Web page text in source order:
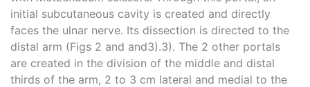
initial subcutaneous cavity is created and directly
faces the ulnar nerve. Its dissection is directed to the
distal arm (Figs 2 and ​and3).3). The 2 other portals
are created in the division of the middle and distal
thirds of the arm, 2 to 3 cm lateral and medial to the